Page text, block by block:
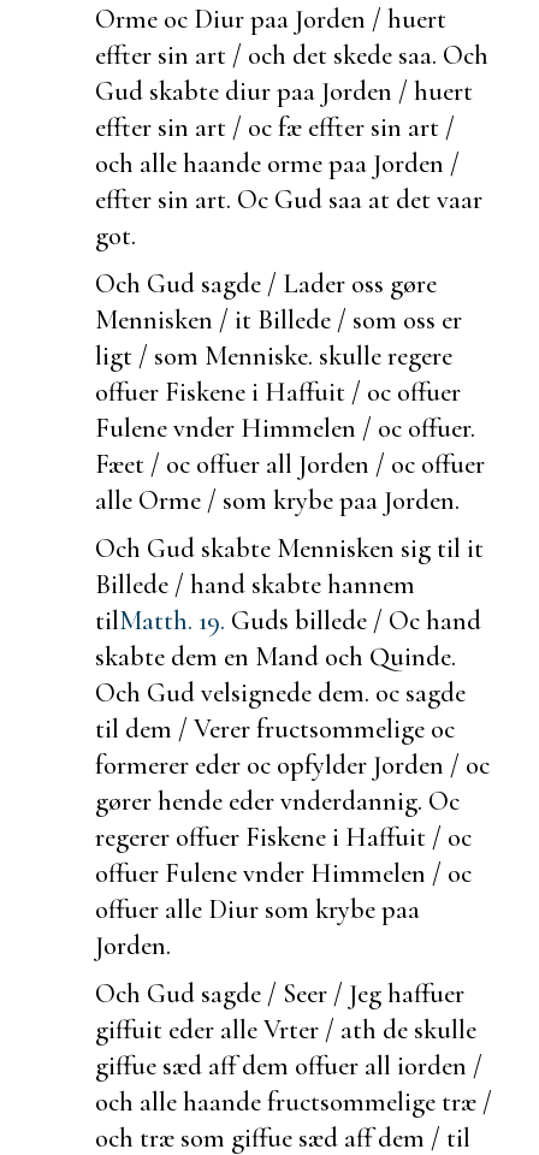
Orme oc Diur paa Jorden / huert
effter sin art / och det skede saa. Och
Gud skabte diur paa Jorden / huert
effter sin art / oc fæ effter sin art /
och alle haande orme paa Jorden /
effter sin art. Oc Gud saa at det vaar
got.
Och Gud sagde / Lader oss gøre
Mennisken / it Billede / som oss er
ligt / som Menniske. skulle regere
offuer Fiskene i Haffuit / oc offuer
Fulene vnder Himmelen / oc offuer.
Fæet / oc offuer all Jorden / oc offuer
alle Orme / som krybe paa Jorden.
Och Gud skabte Mennisken sig til it
Billede / hand skabte hannem
tilMatth. 19. Guds billede / Oc hand
skabte dem en Mand och Quinde.
Och Gud velsignede dem. oc sagde
til dem / Vererfructsommelige oc
formerer eder oc opfylder Jorden / oc
gører hende edervnderdannig. Oc
regerer offuer Fiskene i Haffuit / oc
offuer Fulene vnder Himmelen / oc
offuer alle Diur som krybe paa
Jorden.
Och Gud sagde / Seer / Jeg haffuer
giffuit eder alle Vrter / ath de skulle
giffue sæd aff dem offuer all iorden /
och alle haandefructsommelige træ /
och træ som giffue sæd aff dem / til